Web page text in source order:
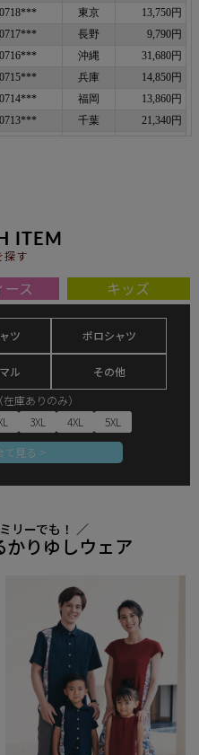
ITEM
探す
ース キッズ
ツ
ポロシャツ
ル
その他
庫ありのみ）
3XL 4XL
5XL
て見る >
リーでも！ ／
かりゆしウェア